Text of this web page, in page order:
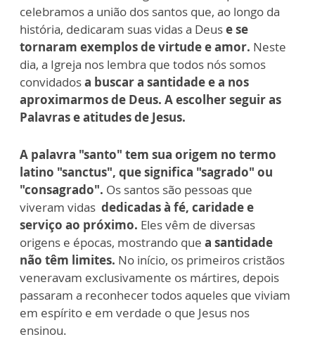
celebramos a união dos santos que, ao longo da
história, dedicaram suas vidas a Deuse se
tornaram exemplos de virtude e amor. Neste
dia, a Igreja nos lembra que todos nós somos
convidadosa buscar a santidade e a nos
aproximarmos de Deus. A escolher seguir as
Palavras e atitudes de Jesus.
A palavra "santo" tem sua origem no termo
latino "sanctus", que significa "sagrado" ou
"consagrado". Os santos são pessoas que
viveram vidas dedicadas à fé, caridade e
serviço ao próximo. Eles vêm de diversas
origens e épocas, mostrando que a santidade
não têm limites. No início, os primeiros cristãos
veneravam exclusivamente os mártires, depois
passaram a reconhecer todos aqueles que viviam
em espírito e em verdade o que Jesus nos
ensinou.